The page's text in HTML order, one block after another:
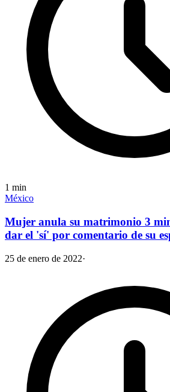
1 min
México
Mujer anula su matrimonio 3
dar el 'sí' por comentario de su
25 de enero de 2022·